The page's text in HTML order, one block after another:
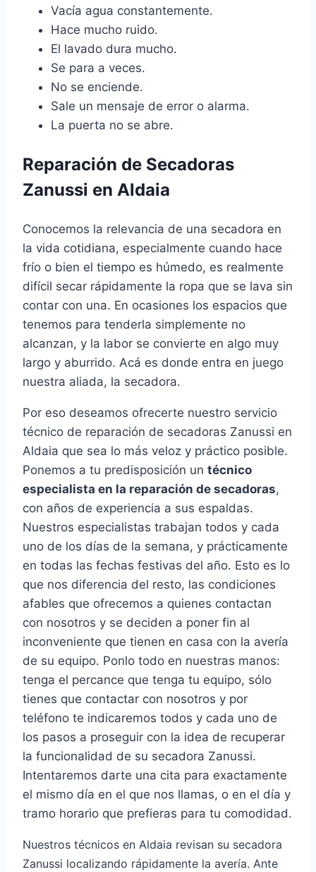
Vacía agua constantemente.
Hace mucho ruido.
El lavado dura mucho.
Se para a veces.
No se enciende.
Sale un mensaje de error o alarma.
La puerta no se abre.
Reparación de Secadoras
Zanussi en Aldaia
Conocemos la relevancia de una secadora en
la vida cotidiana, especialmente cuando hace
frío o bien el tiempo es húmedo, es realmente
difícil secar rápidamente la ropa que se lava sin
contar con una. En ocasiones los espacios que
tenemos para tenderla simplemente no
alcanzan, y la labor se convierte en algo muy
largo y aburrido. Acá es donde entra en juego
nuestra aliada, la secadora.
Por eso deseamos ofrecerte nuestro servicio
técnico de reparación de secadoras Zanussi en
Aldaia que sea lo más veloz y práctico posible.
Ponemos a tu predisposición un técnico
especialista en la reparación de secadoras,
con años de experiencia a sus espaldas.
Nuestros especialistas trabajan todos y cada
uno de los días de la semana, y prácticamente
en todas las fechas festivas del año. Esto es lo
que nos diferencia del resto, las condiciones
afables que ofrecemos a quienes contactan
con nosotros y se deciden a poner fin al
inconveniente que tienen en casa con la avería
de su equipo. Ponlo todo en nuestras manos:
tenga el percance que tenga tu equipo, sólo
tienes que contactar con nosotros y por
teléfono te indicaremos todos y cada uno de
los pasos a proseguir con la idea de recuperar
la funcionalidad de su secadora Zanussi.
Intentaremos darte una cita para exactamente
el mismo día en el que nos llamas, o en el día y
tramo horario que prefieras para tu comodidad.
Nuestros técnicos en Aldaia revisan su secadora
Zanussi localizando rápidamente la avería. Ante